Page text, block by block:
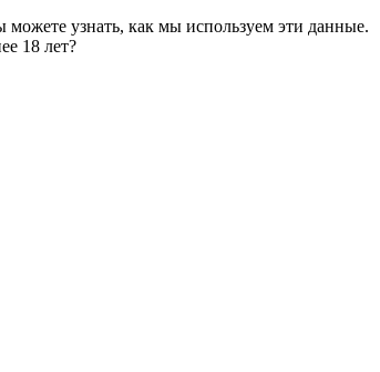
можете узнать, как мы используем эти данные.
18 лет?